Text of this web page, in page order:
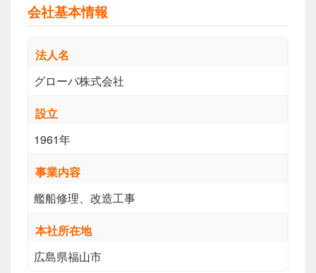
会社基本情報
法人名
グローバ株式会社
設立
1961年
事業内容
艦船修理、改造工事
本社所在地
広島県福山市